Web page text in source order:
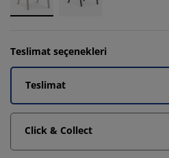
Teslimat seçenekleri
Teslimat
Click & Collect